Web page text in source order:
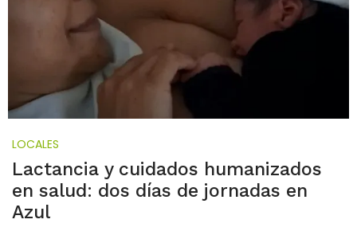
LOCALES
Lactancia y cuidados humanizados
en salud: dos días de jornadas en
Azul